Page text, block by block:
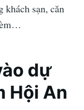
khách sạn, căn
dự
Hội An